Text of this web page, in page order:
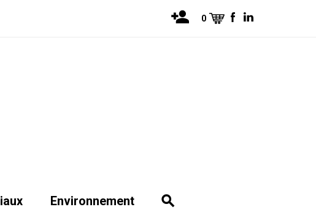
0
Environnement